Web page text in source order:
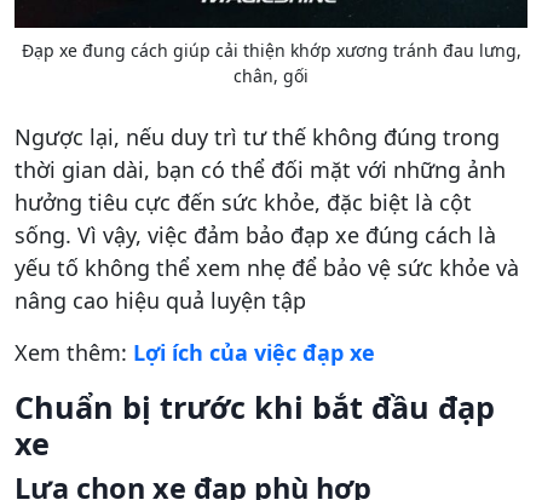
Đạp xe đung cách giúp cải thiện khớp xương tránh đau lưng,
chân, gối
Ngược lại, nếu duy trì tư thế không đúng trong
thời gian dài, bạn có thể đối mặt với những ảnh
hưởng tiêu cực đến sức khỏe, đặc biệt là cột
sống. Vì vậy, việc đảm bảo đạp xe đúng cách là
yếu tố không thể xem nhẹ để bảo vệ sức khỏe và
nâng cao hiệu quả luyện tập
Xem thêm: Lợi ích của việc đạp xe
Chuẩn bị trước khi bắt đầu đạp
xe
Lựa chọn xe đạp phù hợp